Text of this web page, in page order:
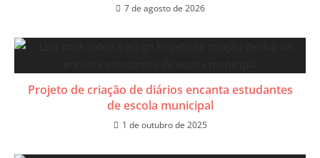
7 de agosto de 2026
​Projeto de criação de diários encanta estudantes
de escola municipal
1 de outubro de 2025